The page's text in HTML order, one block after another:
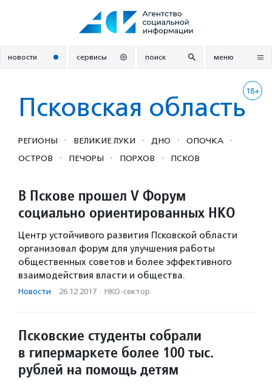
новости сервисы поиск меню
18+
Псковская область
РЕГИОНЫ · ВЕЛИКИЕ ЛУКИ · ДНО · ОПОЧКА ·
ОСТРОВ · ПЕЧОРЫ · ПОРХОВ · ПСКОВ
В Пскове прошел V Форум
социально ориентированных НКО
Центр устойчивого развития Псковской области
организовал форум для улучшения работы
общественных советов и более эффективного
взаимодействия власти и общества.
Новости · 26.12.2017 · НКО-сектор
Псковские студенты собрали
в гипермаркете более 100 тыс.
рублей на помощь детям